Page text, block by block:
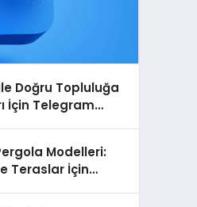
Doğru Topluluğa
İçin Telegram
Modelleri:
Teraslar İçin